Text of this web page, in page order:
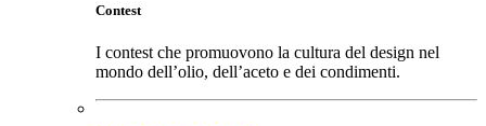
Contest
I contest che promuovono la cultura del design nel
mondo dell’olio, dell’aceto e dei condimenti.